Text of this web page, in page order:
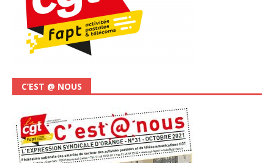
C’EST @ NOUS